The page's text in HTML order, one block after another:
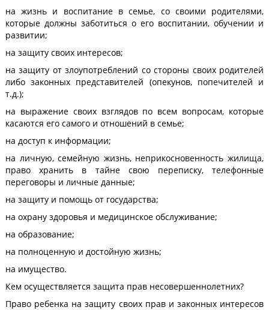
на жизнь и воспитание в семье, со своими родителями,
которые должны заботиться о его воспитании, обучении и
развитии;
на защиту своих интересов;
на защиту от злоупотреблений со стороны своих родителей
либо законных представителей (опекунов, попечителей и
т.д.);
на выражение своих взглядов по всем вопросам, которые
касаются его самого и отношений в семье;
на доступ к информации;
на личную, семейную жизнь, неприкосновенность жилища,
право хранить в тайне свою переписку, телефонные
переговоры и личные данные;
на защиту и помощь от государства;
на охрану здоровья и медицинское обслуживание;
на образование;
на полноценную и достойную жизнь;
на имущество.
Кем осуществляется защита прав несовершеннолетних?
Право ребенка на защиту своих прав и законных интересов